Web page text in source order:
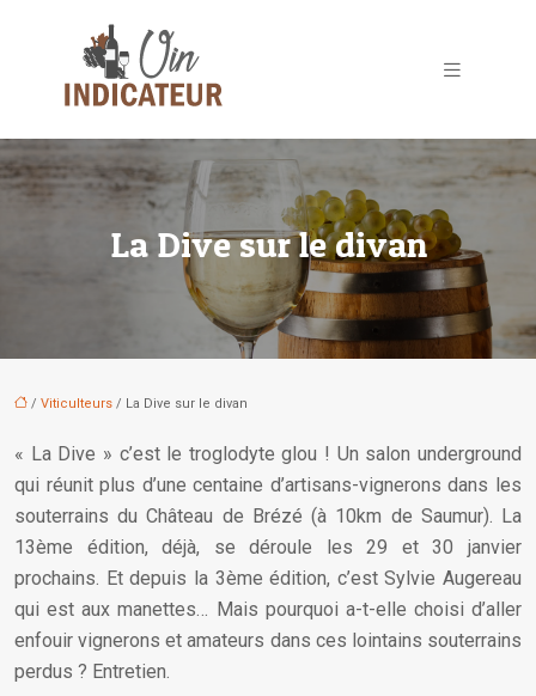
La Dive sur le divan
/ Viticulteurs / La Dive sur le divan
« La Dive » c’est le troglodyte glou ! Un salon underground
qui réunit plus d’une centaine d’artisans-vignerons dans les
souterrains du Château de Brézé (à 10km de Saumur). La
13ème édition, déjà, se déroule les 29 et 30 janvier
prochains. Et depuis la 3ème édition, c’est Sylvie Augereau
qui est aux manettes… Mais pourquoi a-t-elle choisi d’aller
enfouir vignerons et amateurs dans ces lointains souterrains
perdus ? Entretien.